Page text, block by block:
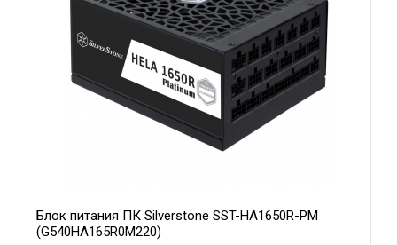
Блок питания ПК Silverstone SST-HA1650R-PM
(G540HA165R0M220)